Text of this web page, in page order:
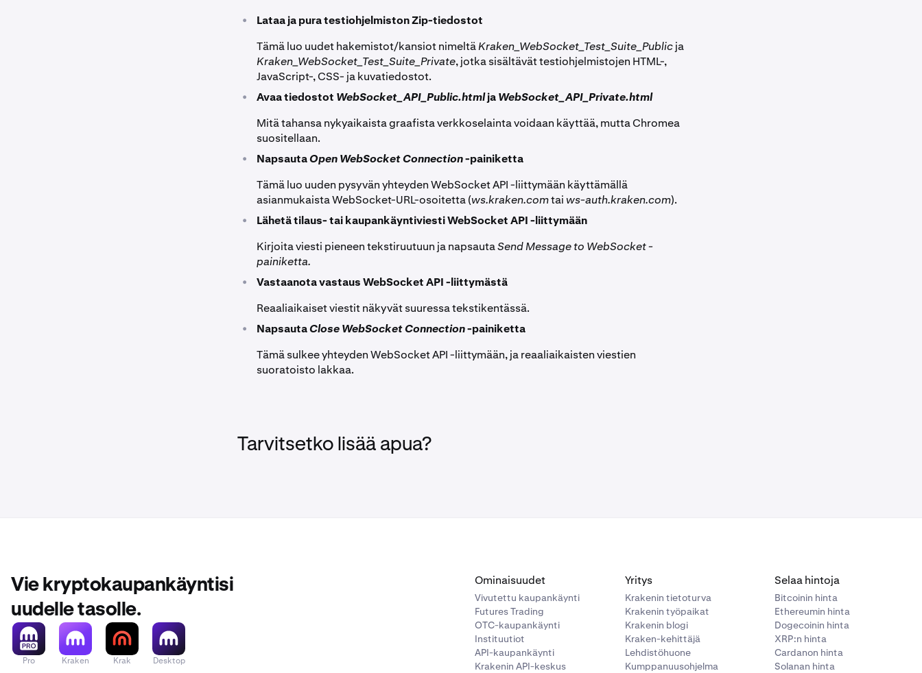
•
Lataa ja pura testiohjelmiston Zip-tiedostot
Tämä luo uudet hakemistot/kansiot nimeltäKraken_WebSocket_Test_Suite_Publicja
Kraken_WebSocket_Test_Suite_Private, jotka sisältävät testiohjelmistojen HTML-,
JavaScript-, CSS- ja kuvatiedostot.
• Avaa tiedostot WebSocket_API_Public.htmljaWebSocket_API_Private.html
Mitä tahansa nykyaikaista graafista verkkoselainta voidaan käyttää, mutta Chromea
suositellaan.
• NapsautaOpen WebSocket Connection-painiketta
Tämä luo uuden pysyvän yhteyden WebSocket API -liittymään käyttämällä
asianmukaista WebSocket-URL-osoitetta (ws.kraken.comtaiws-auth.kraken.com).
•
Lähetä tilaus- tai kaupankäyntiviesti WebSocket API -liittymään
Kirjoita viesti pieneen tekstiruutuun ja napsautaSend Message to WebSocket -
painiketta.
•
Vastaanota vastaus WebSocket API -liittymästä
Reaaliaikaiset viestit näkyvät suuressa tekstikentässä.
• NapsautaClose WebSocket Connection-painiketta
Tämä sulkee yhteyden WebSocket API -liittymään, ja reaaliaikaisten viestien
suoratoisto lakkaa.
Tarvitsetko lisää apua?
Vie kryptokaupankäyntisi
uudelle tasolle.
Pro Kraken Krak Desktop
Ominaisuudet
Vivutettu kaupankäynti
Futures Trading
OTC-kaupankäynti
Instituutiot
API-kaupankäynti
Krakenin API-keskus
Yritys
Krakenin tietoturva
Krakenin työpaikat
Krakenin blogi
Kraken-kehittäjä
Lehdistöhuone
Kumppanuusohjelma
Selaa hintoja
Bitcoinin hinta
Ethereumin hinta
Dogecoinin hinta
XRP:n hinta
Cardanon hinta
Solanan hinta